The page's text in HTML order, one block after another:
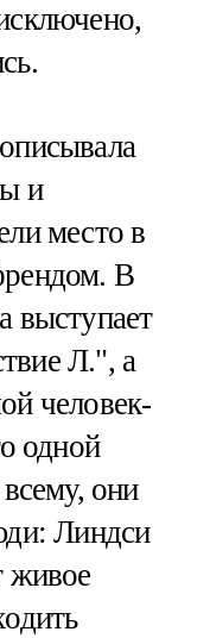
и
место в
В
выступает
Л.", а
человек-
одной
они
Линдси
живое